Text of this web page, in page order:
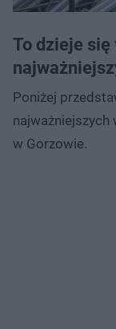
To dzieje się
Poniżej
najważniejszych
w Gorzowie.